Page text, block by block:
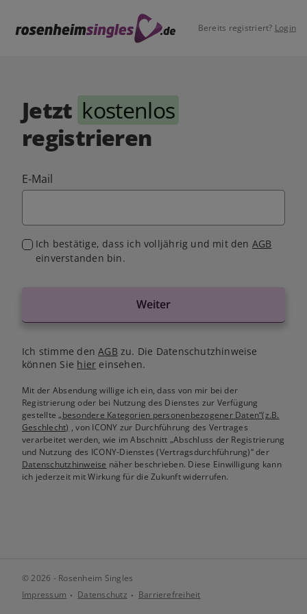
Bereits registriert? Login
Jetzt kostenlos
registrieren
E-Mail
Ich bestätige, dass ich volljährig und mit den AGB
einverstanden bin.
Weiter
Ich stimme denAGB zu. Die Datenschutzhinweise
können Sie hier einsehen.
Mit der Absendung willige ich ein, dass von mir bei der
Registrierung oder bei Nutzung des Dienstes zur Verfügung
gestellte„besondere Kategorien personenbezogener Daten“(z.B.
Geschlecht) , von ICONY zur Durchführung des Vertrages
verarbeitet werden, wie im Abschnitt „Abschluss der Registrierung
und Nutzung des ICONY-Dienstes (Vertragsdurchführung)“ der
Datenschutzhinweise näher beschrieben. Diese Einwilligung kann
ich jederzeit mit Wirkung für die Zukunft widerrufen.
© 2026 - Rosenheim Singles
Impressum
Datenschutz Barrierefreiheit